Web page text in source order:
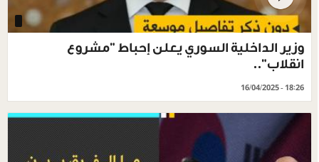
وزير الداخلية السوري يعلن إحباط "مشروع
انقلاب"..
16/04/2025 - 18:26